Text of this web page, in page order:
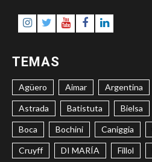
Instagram
Twitter
Youtube
Facebook
TEMAS
Agüero Aimar Argentina
Astrada Batistuta Bielsa
Boca Bochini Caniggia
Cruyff DI MARÍA Fillol